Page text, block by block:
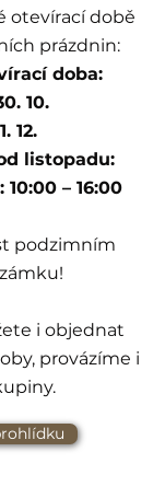
otevírací době
prázdnin:
doba:
10.
12.
listopadu:
– 16:00
podzimním
i objednat
provázíme i